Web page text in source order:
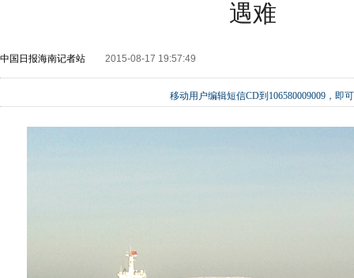
遇难
中国日报海南记者站 2015-08-17 19:57:49
移动用户编辑短信CD到106580009009，即